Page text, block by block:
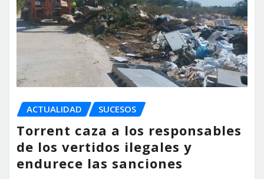
ACTUALIDAD SUCESOS
Torrent caza a los responsables
de los vertidos ilegales y
endurece las sanciones